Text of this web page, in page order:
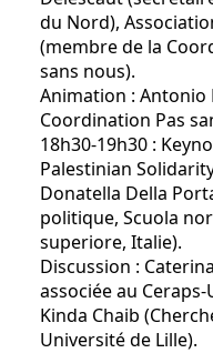
du Nord),
(membre de la
sans nous).
Animation : Antonio
Coordination Pas
18h30-19h30 :
Palestinian
Donatella Della
politique, Scuola
superiore, Italie).
Discussion :
associée au
Kinda Chaib
Université de Lille).